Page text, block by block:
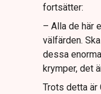
fortsätter:
– Alla de här
välfärden.
dessa
krymper, det
Trots detta